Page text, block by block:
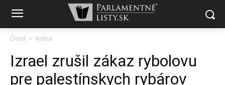
Úvod Aréna
Izrael zrušil zákaz rybolovu
pre palestínskych rybárov